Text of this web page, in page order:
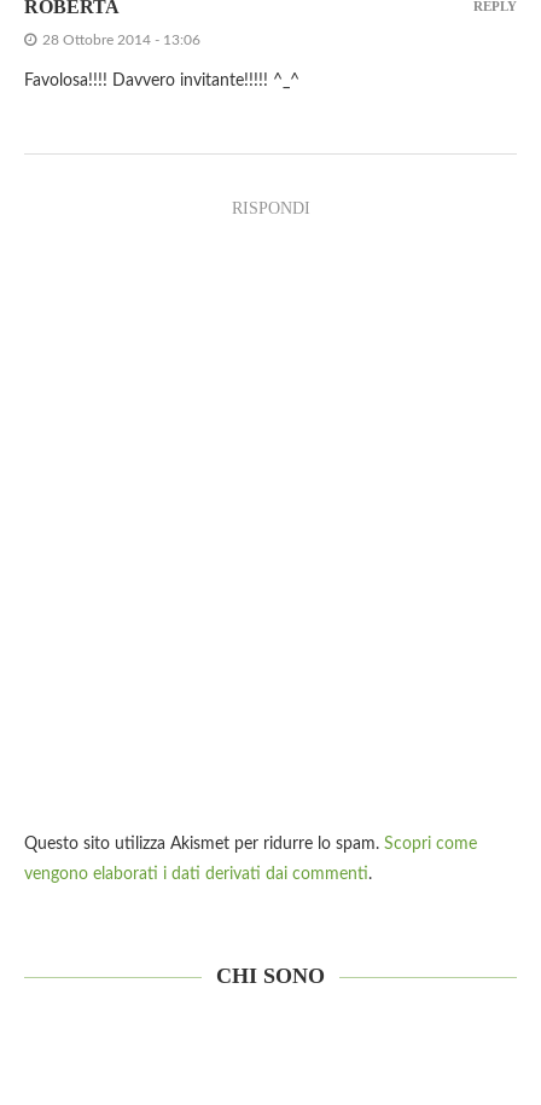
ROBERTA
28 Ottobre 2014 - 13:06
Favolosa!!!! Davvero invitante!!!!! ^_^
REPLY
RISPONDI
Questo sito utilizza Akismet per ridurre lo spam. Scopri come
vengono elaborati i dati derivati dai commenti.
CHI SONO